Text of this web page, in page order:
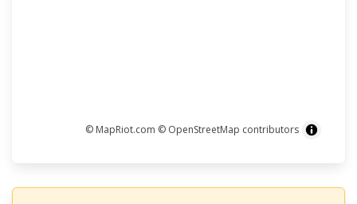
© MapRiot.com © OpenStreetMap contributors